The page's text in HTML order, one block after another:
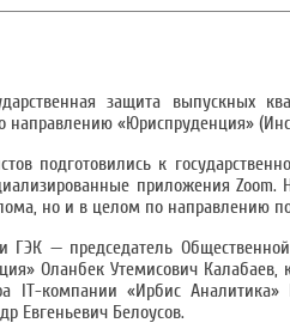
защита выпускных
«Юриспруденция»
подготовились к
приложения Zoom.
но и в целом по направлению
ГЭК — председатель
Оланбек Утемисович
IT-компании «Ирбис Аналитика»
Евгеньевич Белоусов.